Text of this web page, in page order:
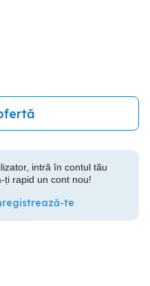
intră în contul tău
ți rapid un cont nou!
te